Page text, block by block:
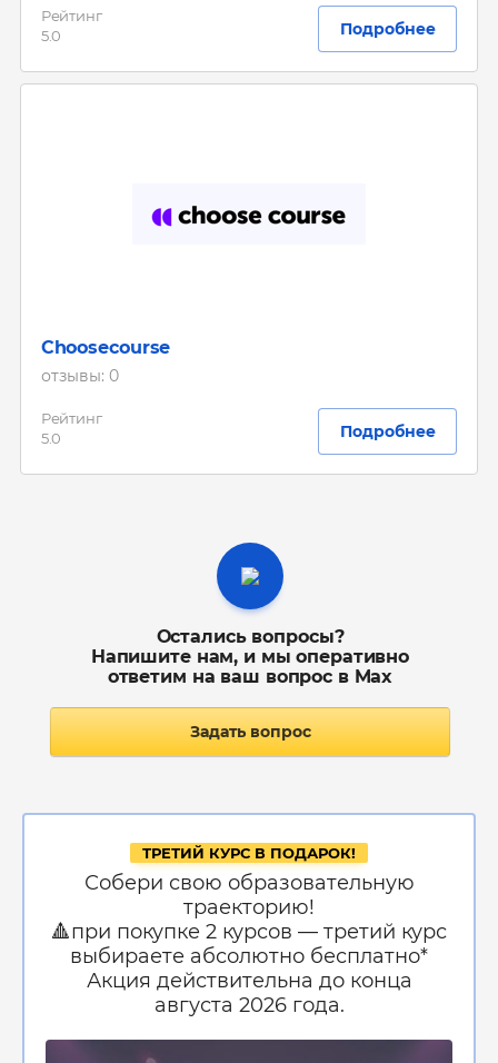
Рейтинг
5.0
Подробнее
Choosecourse
отзывы: 0
Рейтинг
5.0
Подробнее
Остались вопросы?
Напишите нам, и мы оперативно
ответим на ваш вопрос в Max
Задать вопрос
ТРЕТИЙ КУРС В ПОДАРОК!
Собери свою образовательную
траекторию!
🔺при покупке 2 курсов — третий курс
выбираете абсолютно бесплатно*
Акция действительна до конца
августа 2026 года.